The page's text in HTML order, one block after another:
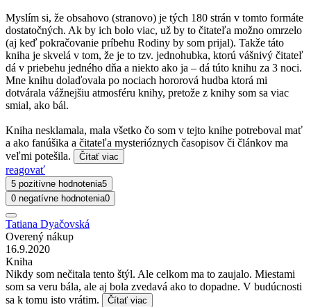
Myslím si, že obsahovo (stranovo) je tých 180 strán v tomto formáte
dostatočných. Ak by ich bolo viac, už by to čitateľa možno omrzelo
(aj keď pokračovanie príbehu Rodiny by som prijal). Takže táto
kniha je skvelá v tom, že je to tzv. jednohubka, ktorú vášnivý čitateľ
dá v priebehu jedného dňa a niekto ako ja – dá túto knihu za 3 noci.
Mne knihu dolaďovala po nociach hororová hudba ktorá mi
dotvárala vážnejšiu atmosféru knihy, pretože z knihy som sa viac
smial, ako bál.
Kniha nesklamala, mala všetko čo som v tejto knihe potreboval mať
a ako fanúšika a čitateľa mysterióznych časopisov či článkov ma
veľmi potešila.
Čítať viac
reagovať
5 pozitívne hodnotenia5
0 negatívne hodnotenia0
Tatiana Dyačovská
Overený nákup
16.9.2020
Kniha
Nikdy som nečitala tento štýl. Ale celkom ma to zaujalo. Miestami
som sa veru bála, ale aj bola zvedavá ako to dopadne. V budúcnosti
sa k tomu isto vrátim.
Čítať viac